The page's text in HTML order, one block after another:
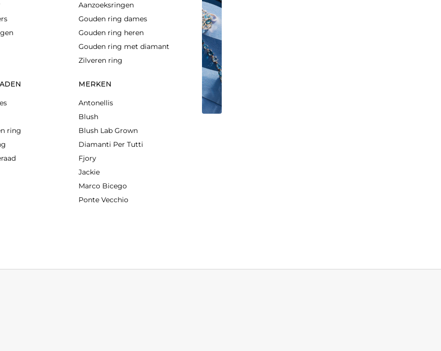
Aanzoeksringen
Gouden ring dames
Gouden ring heren
Gouden ring met diamant
Zilveren ring
ring
MERKEN
Antonellis
Blush
Blush Lab Grown
Diamanti Per Tutti
Fjory
Jackie
Marco Bicego
Ponte Vecchio